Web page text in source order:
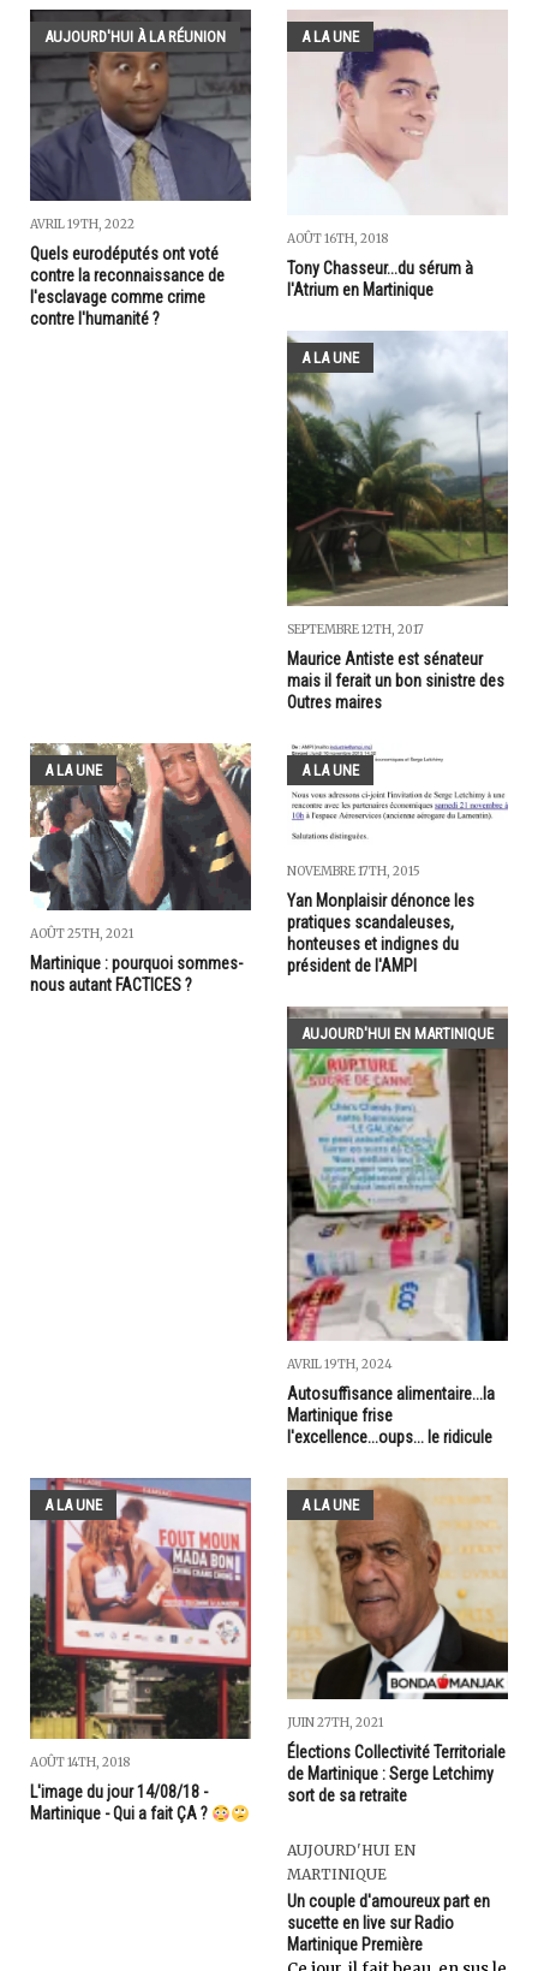
AUJOURD'HUI À LA RÉUNION
AVRIL 19TH, 2022
Quels eurodéputés ont voté
contre la reconnaissance de
l'esclavage comme crime
contre l'humanité­ ?
A LA UNE
AOÛT 16TH, 2018
Tony Chasseur...du sérum à
l'Atrium en Martinique
A LA UNE
SEPTEMBRE 12TH, 2017
Maurice Antiste est sénateur
mais il ferait un bon sinistre des
Outres maires
A LA UNE
AOÛT 25TH, 2021
Martinique : pourquoi sommes-
nous autant FACTICES ?
A LA UNE
NOVEMBRE 17TH, 2015
Yan Monplaisir dénonce les
pratiques scandaleuses,
honteuses et indignes du
président de l'AMPI
AUJOURD'HUI EN MARTINIQUE
AVRIL 19TH, 2024
Autosuffisance alimentaire...la
Martinique frise
l'excellence...oups... le ridicule
A LA UNE
AOÛT 14TH, 2018
L'image du jour 14/08/18 -
Martinique - Qui a fait ÇA ?
A LA UNE
JUIN 27TH, 2021
Élections Collectivité Territoriale
de Martinique : Serge Letchimy
sort de sa retraite
AUJOURD'HUI EN
MARTINIQUE
Un couple d'amoureux part en
sucette en live sur Radio
Martinique Première